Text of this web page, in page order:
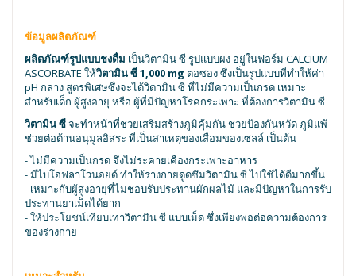
ข้อมูลผลิตภัณฑ์
ผลิตภัณฑ์รูปแบบชงดื่ม เป็นวิตามิน ซี รูปแบบผง อยู่ในฟอร์ม CALCIUM
ASCORBATE ให้วิตามิน ซี 1,000 mg ต่อซอง ซึ่งเป็นรูปแบบที่ทำให้ค่า
pH กลาง สูตรพิเศษซึ่งจะได้วิตามิน ซี ที่ไม่มีความเป็นกรด เหมาะ
สำหรับเด็ก ผู้สูงอายุ หรือ ผู้ที่มีปัญหาโรคกระเพาะ ที่ต้องการวิตามิน ซี
วิตามิน ซีจะทำหน้าที่ช่วยเสริมสร้างภูมิคุ้มกัน ช่วยป้องกันหวัด ภูมิแพ้
ช่วยต่อต้านอนุมูลอิสระ ที่เป็นสาเหตุของเสื่อมของเซลล์ เป็นต้น
- ไม่มีความเป็นกรด จึงไม่ระคายเคืองกระเพาะอาหาร
- มีไบโอฟลาโวนอยด์ ทำให้ร่างกายดูดซึมวิตามิน ซี ไปใช้ได้ดีมากขึ้น
- เหมาะกับผู้สูงอายุที่ไม่ชอบรับประทานผักผลไม้ และมีปัญหาในการรับ
ประทานยาเม็ดได้ยาก
- ให้ประโยชน์เทียบเท่าวิตามิน ซี แบบเม็ด ซึ่งเพียงพอต่อความต้องการ
ของร่างกาย